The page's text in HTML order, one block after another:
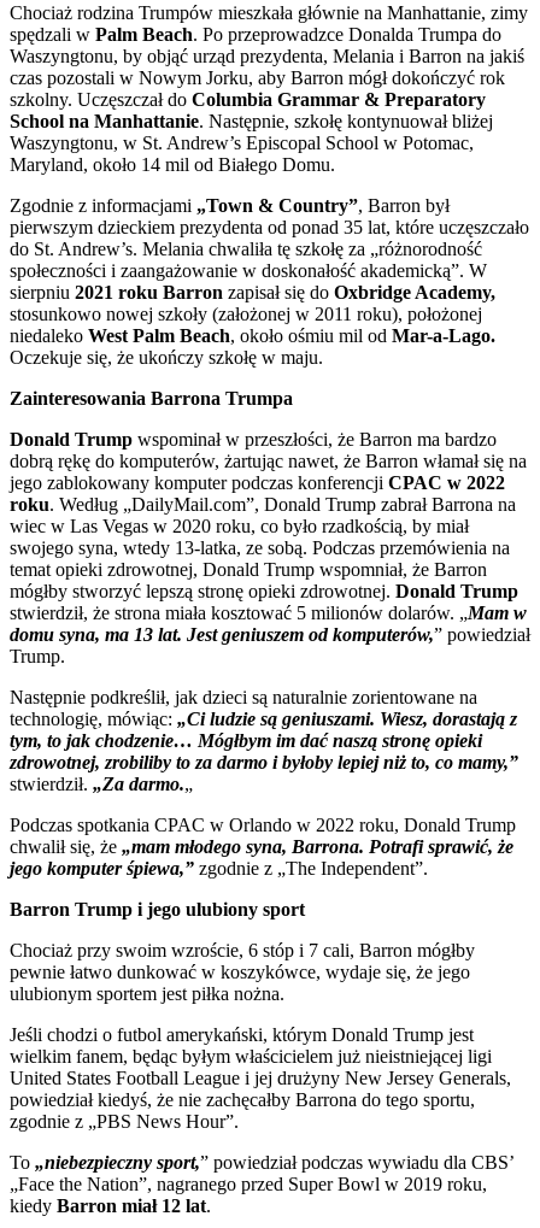
Chociaż rodzina Trumpów mieszkała głównie na Manhattanie, zimy
spędzali w Palm Beach. Po przeprowadzce Donalda Trumpa do
Waszyngtonu, by objąć urząd prezydenta, Melania i Barron na jakiś
czas pozostali w Nowym Jorku, aby Barron mógł dokończyć rok
szkolny. Uczęszczał do Columbia Grammar & Preparatory
School na Manhattanie. Następnie, szkołę kontynuował bliżej
Waszyngtonu, w St. Andrew’s Episcopal School w Potomac,
Maryland, około 14 mil od Białego Domu.
Zgodnie z informacjami „Town & Country”, Barron był
pierwszym dzieckiem prezydenta od ponad 35 lat, które uczęszczało
do St. Andrew’s. Melania chwaliła tę szkołę za „różnorodność
społeczności i zaangażowanie w doskonałość akademicką”. W
sierpniu 2021 roku Barron zapisał się do Oxbridge Academy,
stosunkowo nowej szkoły (założonej w 2011 roku), położonej
niedaleko West Palm Beach, około ośmiu mil od Mar-a-Lago.
Oczekuje się, że ukończy szkołę w maju.
Zainteresowania Barrona Trumpa
Donald Trump wspominał w przeszłości, że Barron ma bardzo
dobrą rękę do komputerów, żartując nawet, że Barron włamał się na
jego zablokowany komputer podczas konferencji CPAC w 2022
roku. Według „DailyMail.com”, Donald Trump zabrał Barrona na
wiec w Las Vegas w 2020 roku, co było rzadkością, by miał
swojego syna, wtedy 13-latka, ze sobą. Podczas przemówienia na
temat opieki zdrowotnej, Donald Trump wspomniał, że Barron
mógłby stworzyć lepszą stronę opieki zdrowotnej. Donald Trump
stwierdził, że strona miała kosztować 5 milionów dolarów. „Mam w
domu syna, ma 13 lat. Jest geniuszem od komputerów,” powiedział
Trump.
Następnie podkreślił, jak dzieci są naturalnie zorientowane na
technologię, mówiąc: „Ci ludzie są geniuszami. Wiesz, dorastają z
tym, to jak chodzenie… Mógłbym im dać naszą stronę opieki
zdrowotnej, zrobiliby to za darmo i byłoby lepiej niż to, co mamy,”
stwierdził. „Za darmo.„
Podczas spotkania CPAC w Orlando w 2022 roku, Donald Trump
chwalił się, że „mam młodego syna, Barrona. Potrafi sprawić, że
jego komputer śpiewa,” zgodnie z „The Independent”.
Barron Trump i jego ulubiony sport
Chociaż przy swoim wzroście, 6 stóp i 7 cali, Barron mógłby
pewnie łatwo dunkować w koszykówce, wydaje się, że jego
ulubionym sportem jest piłka nożna.
Jeśli chodzi o futbol amerykański, którym Donald Trump jest
wielkim fanem, będąc byłym właścicielem już nieistniejącej ligi
United States Football League i jej drużyny New Jersey Generals,
powiedział kiedyś, że nie zachęcałby Barrona do tego sportu,
zgodnie z „PBS News Hour”.
To „niebezpieczny sport,” powiedział podczas wywiadu dla CBS’
„Face the Nation”, nagranego przed Super Bowl w 2019 roku,
kiedy Barron miał 12 lat.